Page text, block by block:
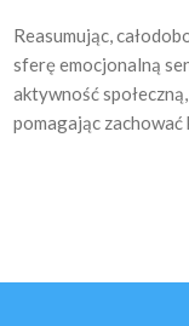
Reasumując,
sferę emocjonalną
aktywność
pomagając